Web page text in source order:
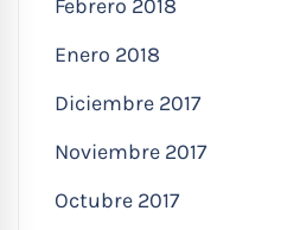
Febrero 2018
Enero 2018
Diciembre 2017
Noviembre 2017
Octubre 2017